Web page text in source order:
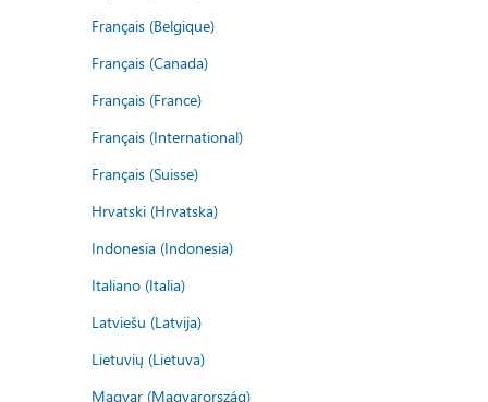
Français (Belgique)
Français (Canada)
Français (France)
Français (International)
Français (Suisse)
Hrvatski (Hrvatska)
Indonesia (Indonesia)
Italiano (Italia)
Latviešu (Latvija)
Lietuvių (Lietuva)
Magyar (Magyarország)